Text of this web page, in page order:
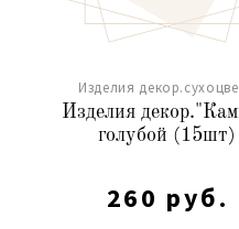
Изделия
Изделия
голубой (15шт)
260 руб.